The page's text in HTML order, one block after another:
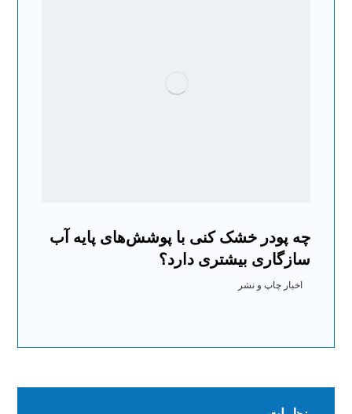
چه پودر خشک کنی با پوشش‌های پایه آب
سازگاری بیشتری دارد؟
اخبار چاپ و نشر